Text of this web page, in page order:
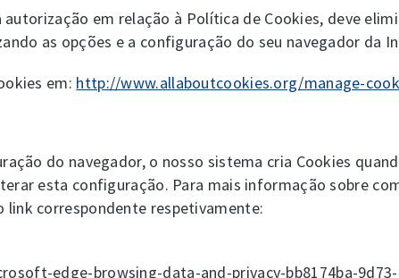
em relação à Política de Cookies, deve
as opções e a configuração do seu navegador da
em: http://www.allaboutcookies.org/manage-
do navegador, o nosso sistema cria Cookies
esta configuração. Para mais informação sobre
link correspondente respetivamente:
edge-browsing-data-and-privacy-bb8174ba-9d73-